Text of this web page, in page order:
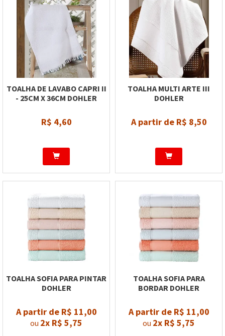
TOALHA DE LAVABO CAPRI II
- 25CM X 36CM DOHLER
R$ 4,60
TOALHA MULTI ARTE III
DOHLER
A partir de R$ 8,50
TOALHA SOFIA PARA PINTAR
DOHLER
A partir de R$ 11,00
ou 2x R$ 5,75
TOALHA SOFIA PARA
BORDAR DOHLER
A partir de R$ 11,00
ou 2x R$ 5,75